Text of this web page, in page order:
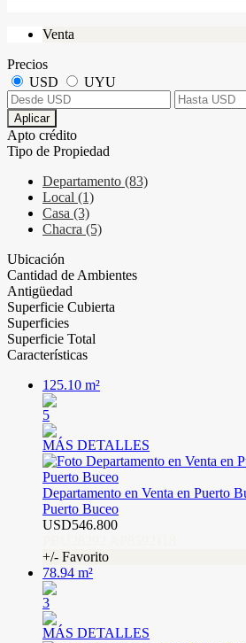
Venta
Precios
USD
UYU
Aplicar
Apto crédito
Tipo de Propiedad
Departamento (83)
Local (1)
Casa (3)
Chacra (5)
Ubicación
Cantidad de Ambientes
Antigüedad
Superficie Cubierta
Superficies
Superficie Total
Características
125.10 m²
5
MÁS DETALLES
Departamento en Venta en Puerto
Puerto Buceo
USD546.800
+/- Favorito
78.94 m²
3
MÁS DETALLES